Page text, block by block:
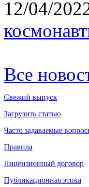
12/04/
Все
Свежий выпуск
Загрузить статью
Часто задаваемые
Правила
Лицензионный договор
Публикационная этика